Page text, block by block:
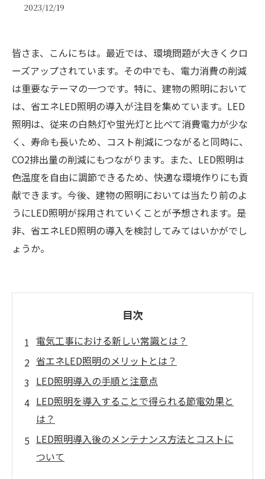
2023/12/19
皆さま、こんにちは。最近では、環境問題が大きくクロ
ーズアップされています。その中でも、電力消費の削減
は重要なテーマの一つです。特に、建物の照明において
は、省エネLED照明の導入が注目を集めています。LED
照明は、従来の白熱灯や蛍光灯と比べて消費電力が少な
く、寿命も長いため、コスト削減につながると同時に、
CO2排出量の削減にもつながります。また、LED照明は
色温度を自由に調節できるため、快適な環境作りにも貢
献できます。今後、建物の照明においては当たり前のよ
うにLED照明が採用されていくことが予想されます。是
非、省エネLED照明の導入を検討してみてはいかがでし
ょうか。
目次
電気工事における新しい常識とは？
省エネLED照明のメリットとは？
LED照明導入の手順と注意点
LED照明を導入することで得られる節電効果と
は？
LED照明導入後のメンテナンス方法とコストに
ついて